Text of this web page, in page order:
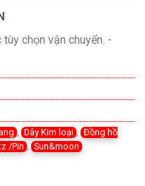
chọn vận chuyển. -
Dây Kim loại
Đồng hồ
/Pin Sun&moon